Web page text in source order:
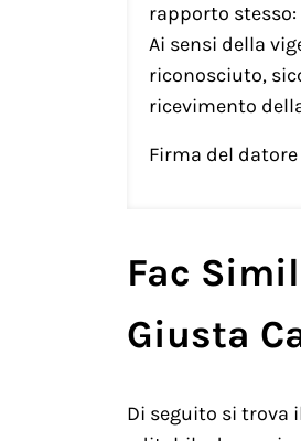
rapporto stesso:
Ai sensi della
riconosciuto,
ricevimento
Firma del
Fac
Giusta
Di seguito si trova